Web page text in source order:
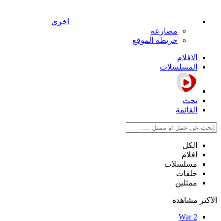
اخري
مصارعه
خريطة الموقع
الافلام
المسلسلات
بحث
القائمة
الكل
افلام
مسلسلات
حلقات
ممثلين
الاكثر مشاهدة
War 2